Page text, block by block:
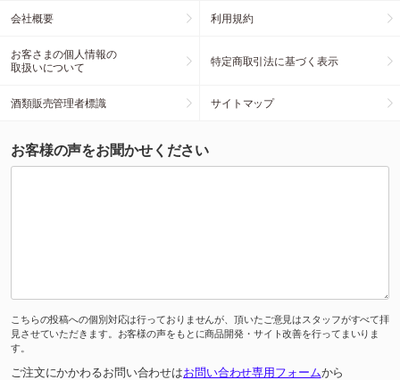
会社概要 利用規約
お客さまの個人情報の
取扱いについて
特定商取引法に基づく表示
酒類販売管理者標識 サイトマップ
お客様の声をお聞かせください
こちらの投稿への個別対応は行っておりませんが、頂いたご意見はスタッフがすべて拝
見させていただきます。お客様の声をもとに商品開発・サイト改善を行ってまいりま
す。
ご注文にかかわるお問い合わせはお問い合わせ専用フォームから